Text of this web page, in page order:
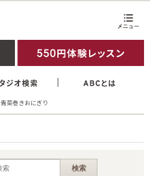
青菜巻きおにぎり